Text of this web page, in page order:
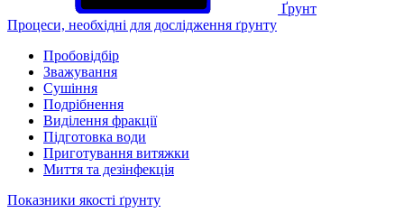
Ґрунт
Процеси, необхідні для дослідження ґрунту
Пробовідбір
Зважування
Сушіння
Подрібнення
Виділення фракції
Підготовка води
Приготування витяжки
Миття та дезінфекція
Показники якості ґрунту